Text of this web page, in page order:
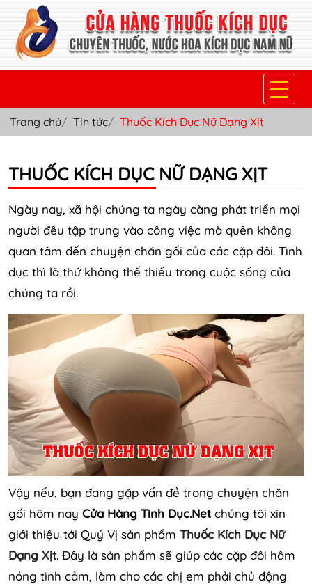
TRANG CHỦ
THUỐC NƯỚC KÍCH DỤC NAM
THUỐC VIÊN KÍCH DỤC NAM
SẢN PHẨM KHÁC
Trang chủ Tin tức Thuốc Kích Dục Nữ Dạng Xịt
THUỐC KÍCH DỤC NỮ DẠNG XỊT
Ngày nay, xã hội chúng ta ngày càng phát triển mọi
người đều tập trung vào công việc mà quên không
quan tâm đến chuyện chăn gối của các cặp đôi. Tình
dục thì là thứ không thế thiếu trong cuộc sống của
chúng ta rồi.
Vậy nếu, bạn đang gặp vấn đề trong chuyện chăn
gối hôm nay Cửa Hàng Tình Dục.Netchúng tôi xin
giới thiệu tới Quý Vị sản phẩm Thuốc Kích Dục Nữ
Dạng Xịt. Đây là sản phẩm sẽ giúp các cặp đôi hâm
nóng tình cảm, làm cho các chị em phải chủ động